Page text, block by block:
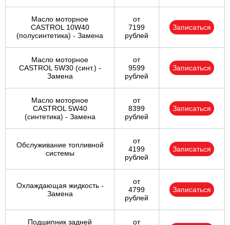
Масло моторное
CASTROL 10W40
(полусинтетика) - Замена
от
7199
рублей
Записаться
Масло моторное
CASTROL 5W30 (синт.) -
Замена
от
9599
рублей
Записаться
Масло моторное
CASTROL 5W40
(синтетика) - Замена
от
8399
рублей
Записаться
Обслуживание топливной
системы
от
4199
рублей
Записаться
Охлаждающая жидкость -
Замена
от
4799
рублей
Записаться
Подшипник задней от